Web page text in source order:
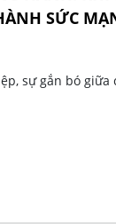
SỨC
sự gắn bó